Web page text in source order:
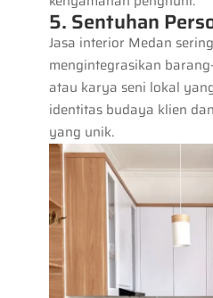
5. Sentuhan
Jasa interior Medan
mengintegrasikan
atau karya seni lokal
identitas budaya klien
yang unik.